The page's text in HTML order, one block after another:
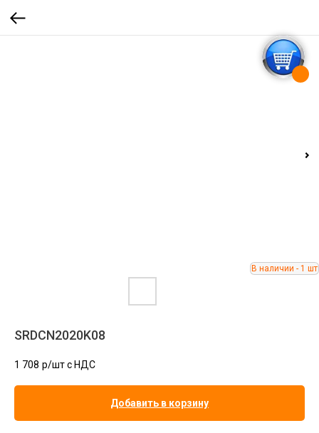
SRDCN2020K08
1 708 р/шт c НДС
Добавить в корзину